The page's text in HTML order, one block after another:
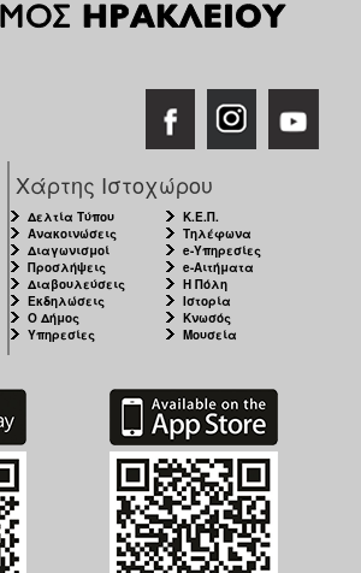
Χάρτης Ιστοχώρου
Δελτία Τύπου
Ανακοινώσεις
Διαγωνισμοί
Προσλήψεις
Διαβουλεύσεις
Εκδηλώσεις
Ο Δήμος
Υπηρεσίες
Κ.Ε.Π.
Τηλέφωνα
e-Υπηρεσίες
e-Αιτήματα
Η Πόλη
Ιστορία
Κνωσός
Μουσεία